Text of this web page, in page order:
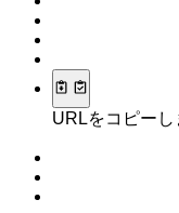
URLをコピーし